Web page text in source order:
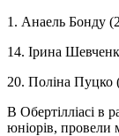
1. Анаель Бонду
14. Ірина
20. Поліна Пуцко
В Обертілліасі в
юніорів, провели